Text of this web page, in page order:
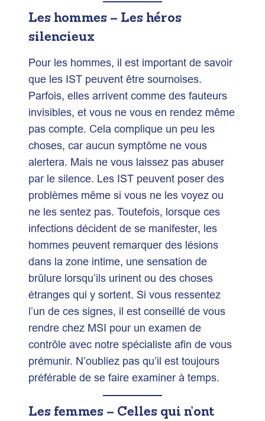
Les hommes – Les héros
silencieux
Pour les hommes, il est important de savoir
que les IST peuvent être sournoises.
Parfois, elles arrivent comme des fauteurs
invisibles, et vous ne vous en rendez même
pas compte. Cela complique un peu les
choses, car aucun symptôme ne vous
alertera. Mais ne vous laissez pas abuser
par le silence. Les IST peuvent poser des
problèmes même si vous ne les voyez ou
ne les sentez pas. Toutefois, lorsque ces
infections décident de se manifester, les
hommes peuvent remarquer des lésions
dans la zone intime, une sensation de
brûlure lorsqu’ils urinent ou des choses
étranges qui y sortent. Si vous ressentez
l’un de ces signes, il est conseillé de vous
rendre chez MSI pour un examen de
contrôle avec notre spécialiste afin de vous
prémunir. N’oubliez pas qu’il est toujours
préférable de se faire examiner à temps.
Les femmes – Celles qui n’ont